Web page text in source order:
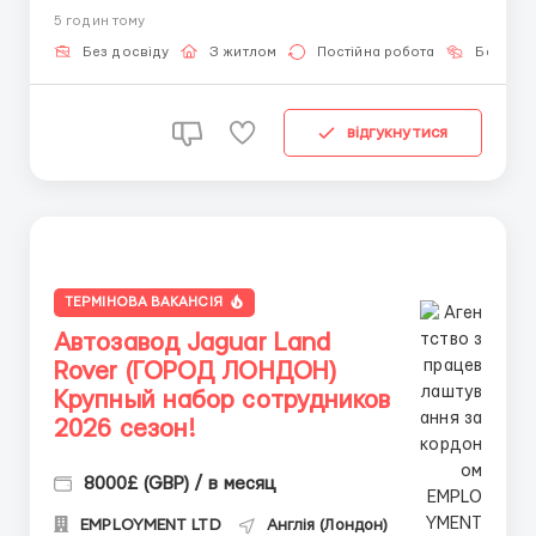
ВСЕ СТРАНЫ ВСЕ НАЦИИ СДЕЛАЙ СКРИНШОТ!
Telegram:@Vitali_Novikovs Telegram @Vitali...
5 годин тому
Без досвіду З житлом Постійна робота Без
відгукнутися
ТЕРМІНОВА ВАКАНСІЯ
Автозавод Jaguar Land
Rover (ГОРОД ЛОНДОН)
Крупный набор сотрудников
2026 сезон!
8000£ (GBP) / в месяц
EMPLOYMENT LTD Англія (Лондон)